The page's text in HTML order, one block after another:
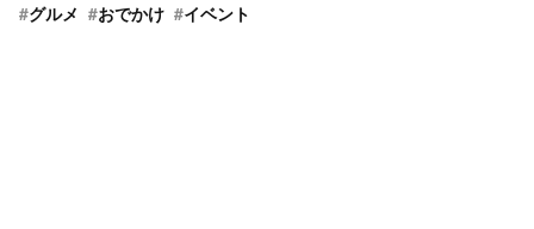
#グルメ #おでかけ #イベント